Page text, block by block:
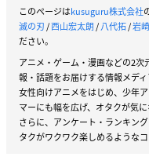
このページはkusuguru株式会社
滅の刃/西山宏太朗/八代拓/岩
ださい。
アニメ・ゲーム・漫画などの2
報・話題をお届けする情報メディ
女性向けアニメをはじめ、少年
マーにも幅を広げ、オタクが気
さらに、アンケート・ランキン
タクがワクワク楽しめるような